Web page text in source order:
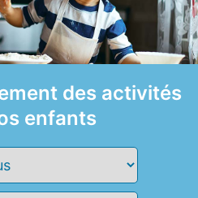
des activités
enfants